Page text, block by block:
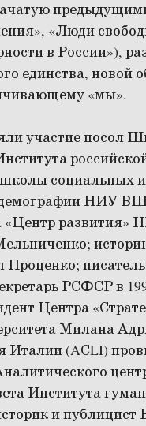
«Люди
в России»),
единства,
«мы».
участие посол
социальных
НИУ
«Центр
РСФСР в
Центра
Милана
Италии (AСLI)
Института
и публицист